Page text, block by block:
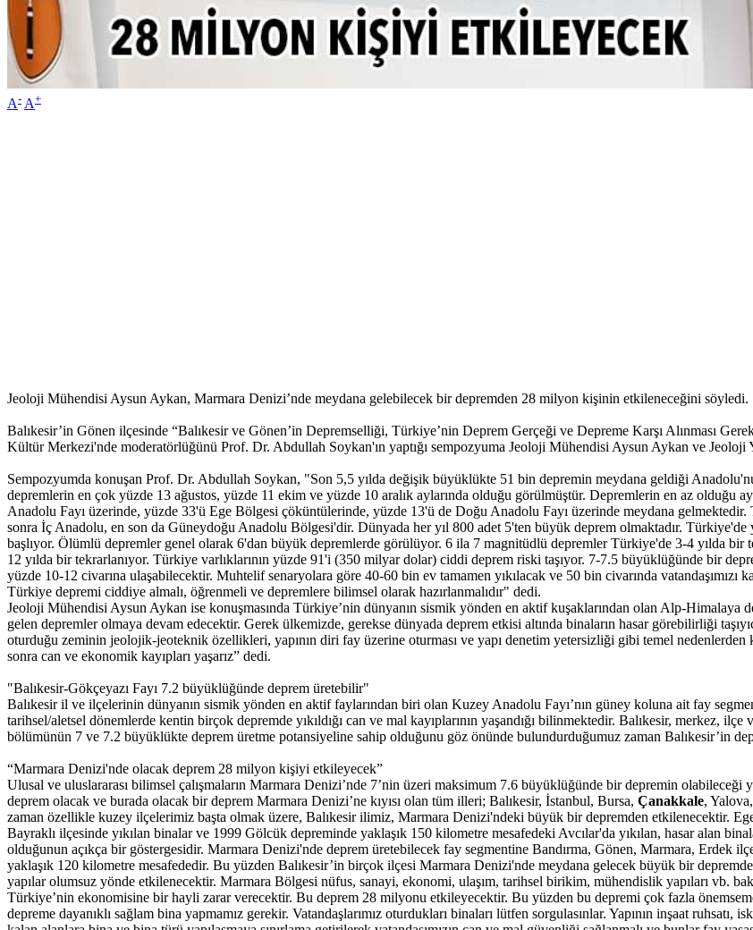
A- A+
Jeoloji Mühendisi Aysun Aykan, Marmara Denizi’nde meydana gelebilecek bir depremden 28 milyon kişinin etkileneceğini söyledi.
Balıkesir’in Gönen ilçesinde “Balıkesir ve Gönen’in Depremselliği, Türkiye’nin Deprem Gerçeği ve Depreme Karşı Alınması
Kültür Merkezi'nde moderatörlüğünü Prof. Dr. Abdullah Soykan'ın yaptığı sempozyuma Jeoloji Mühendisi Aysun Aykan ve Jeoloji
Sempozyumda konuşan Prof. Dr. Abdullah Soykan, "Son 5,5 yılda değişik büyüklükte 51 bin depremin meydana geldiği
depremlerin en çok yüzde 13 ağustos, yüzde 11 ekim ve yüzde 10 aralık aylarında olduğu görülmüştür. Depremlerin en az olduğu
Anadolu Fayı üzerinde, yüzde 33'ü Ege Bölgesi çöküntülerinde, yüzde 13'ü de Doğu Anadolu Fayı üzerinde meydana gelmektedir.
sonra İç Anadolu, en son da Güneydoğu Anadolu Bölgesi'dir. Dünyada her yıl 800 adet 5'ten büyük deprem olmaktadır.
başlıyor. Ölümlü depremler genel olarak 6'dan büyük depremlerde görülüyor. 6 ila 7 magnitüdlü depremler Türkiye'de 3-4 yılda
12 yılda bir tekrarlanıyor. Türkiye varlıklarının yüzde 91'i (350 milyar dolar) ciddi deprem riski taşıyor. 7-7.5 büyüklüğünde bir
yüzde 10-12 civarına ulaşabilecektir. Muhtelif senaryolara göre 40-60 bin ev tamamen yıkılacak ve 50 bin civarında vatandaşımızı
Türkiye depremi ciddiye almalı, öğrenmeli ve depremlere bilimsel olarak hazırlanmalıdır" dedi.
Jeoloji Mühendisi Aysun Aykan ise konuşmasında Türkiye’nin dünyanın sismik yönden en aktif kuşaklarından olan Alp-Himalaya
gelen depremler olmaya devam edecektir. Gerek ülkemizde, gerekse dünyada deprem etkisi altında binaların hasar görebilirliği
oturduğu zeminin jeolojik-jeoteknik özellikleri, yapının diri fay üzerine oturması ve yapı denetim yetersizliği gibi temel
sonra can ve ekonomik kayıpları yaşarız” dedi.
"Balıkesir-Gökçeyazı Fayı 7.2 büyüklüğünde deprem üretebilir"
Balıkesir il ve ilçelerinin dünyanın sismik yönden en aktif faylarından biri olan Kuzey Anadolu Fayı’nın güney koluna ait fay
tarihsel/aletsel dönemlerde kentin birçok depremde yıkıldığı can ve mal kayıplarının yaşandığı bilinmektedir. Balıkesir, merkez,
bölümünün 7 ve 7.2 büyüklükte deprem üretme potansiyeline sahip olduğunu göz önünde bulundurduğumuz zaman Balıkesir’in
“Marmara Denizi'nde olacak deprem 28 milyon kişiyi etkileyecek”
Ulusal ve uluslararası bilimsel çalışmaların Marmara Denizi’nde 7’nin üzeri maksimum 7.6 büyüklüğünde bir depremin
deprem olacak ve burada olacak bir deprem Marmara Denizi’ne kıyısı olan tüm illeri; Balıkesir, İstanbul, Bursa, Çanakkale,
zaman özellikle kuzey ilçelerimiz başta olmak üzere, Balıkesir ilimiz, Marmara Denizi'ndeki büyük bir depremden etkilenecektir.
Bayraklı ilçesinde yıkılan binalar ve 1999 Gölcük depreminde yaklaşık 150 kilometre mesafedeki Avcılar'da yıkılan, hasar alan
olduğunun açıkça bir göstergesidir. Marmara Denizi'nde deprem üretebilecek fay segmentine Bandırma, Gönen, Marmara, Erdek
yaklaşık 120 kilometre mesafededir. Bu yüzden Balıkesir’in birçok ilçesi Marmara Denizi'nde meydana gelecek büyük bir
yapılar olumsuz yönde etkilenecektir. Marmara Bölgesi nüfus, sanayi, ekonomi, ulaşım, tarihsel birikim, mühendislik yapıları vb.
Türkiye’nin ekonomisine bir hayli zarar verecektir. Bu deprem 28 milyonu etkileyecektir. Bu yüzden bu depremi çok fazla
depreme dayanıklı sağlam bina yapmamız gerekir. Vatandaşlarımız oturdukları binaları lütfen sorgulasınlar. Yapının inşaat ruhsatı,